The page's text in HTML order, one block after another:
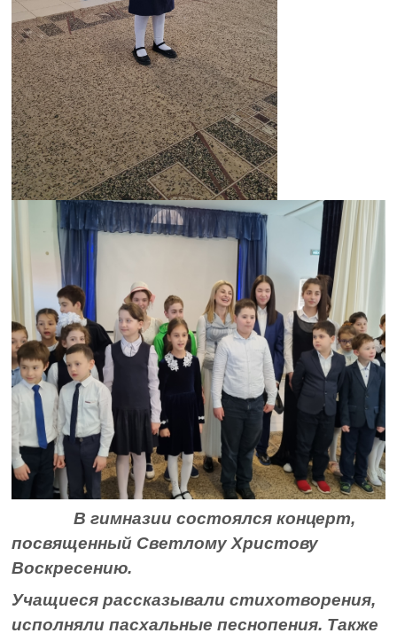
В гимназии состоялся концерт,
посвященный Светлому Христову
Воскресению.
Учащиеся рассказывали стихотворения,
исполняли пасхальные песнопения. Также